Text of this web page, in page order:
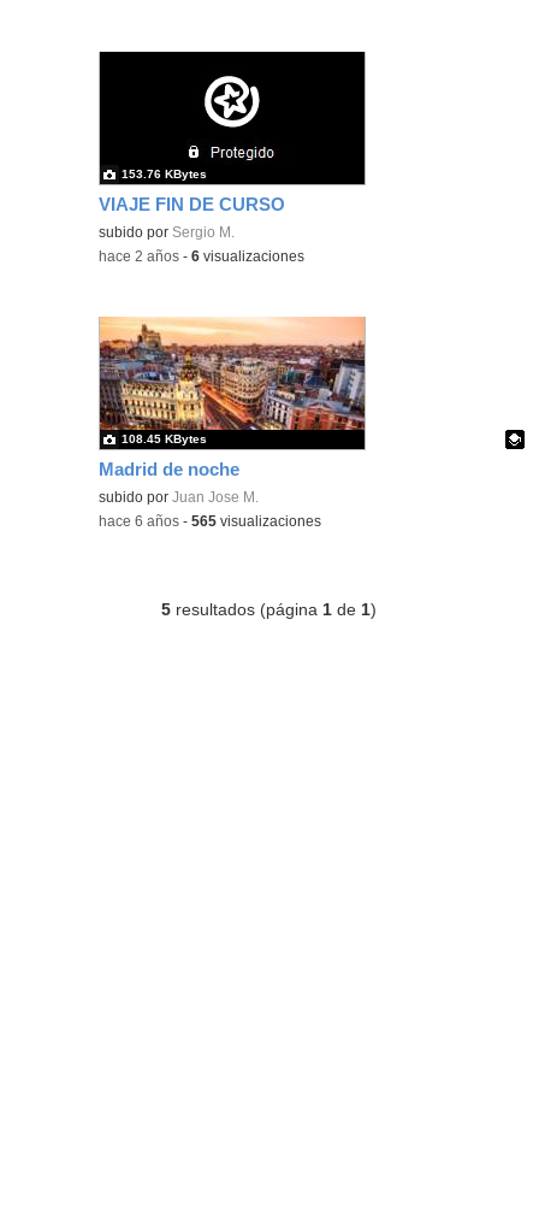
VIAJE FIN DE CURSO
subido por Sergio M.
153.76 KBytes
-hace 2 años -6 visualizaciones
Madrid de noche
Contenido educativo.
subido porJuan Jose M.
108.45 KBytes
-hace 6 años -565 visualizaciones
5 resultados (página 1 de 1)